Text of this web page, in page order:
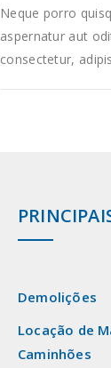
Neque porro
aspernatur aut
consectetur,
Demolições
Locação de
Caminhões